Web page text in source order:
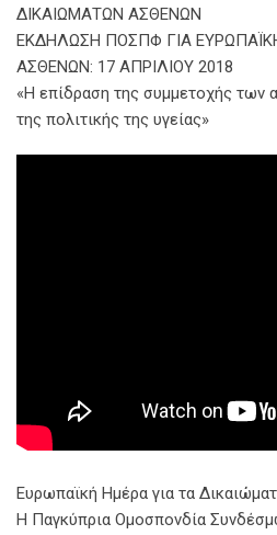
ΔΙΚΑΙΩΜΑΤΩΝ ΑΣΘΕΝΩΝ
ΕΚΔΗΛΩΣΗ ΠΟΣΠΦ ΓΙΑ
ΑΣΘΕΝΩΝ: 17 ΑΠΡΙΛΙΟΥ 2018
«Η επίδραση της συμμετοχής
της πολιτικής της υγείας»
Ευρωπαϊκή Ημέρα για τα
Η Παγκύπρια Ομοσπονδία